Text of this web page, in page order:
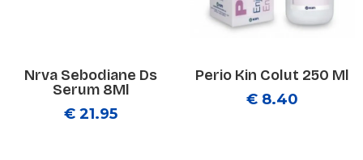
Nrva Sebodiane Ds
Serum 8Ml
€ 21.95
Perio Kin Colut 250 Ml
€ 8.40